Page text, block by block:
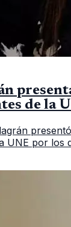
de la
UNE por los